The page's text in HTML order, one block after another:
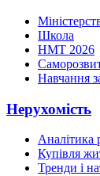
Школа
НМТ 2026
Навчання
Нерухомість
Аналітика
Купівля
Тренди і